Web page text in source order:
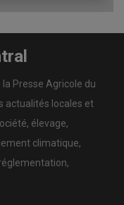
Presse Agricole du
actualités locales et
élevage,
climatique,